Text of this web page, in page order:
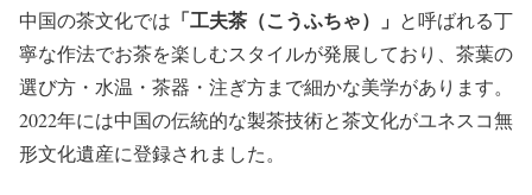
中国の茶文化では 「工夫茶（こうふちゃ）」 と呼ばれる丁
寧な作法でお茶を楽しむスタイルが発展しており、茶葉の
選び方・水温・茶器・注ぎ方まで細かな美学があります。
2022年には中国の伝統的な製茶技術と茶文化がユネスコ無
形文化遺産に登録されました。